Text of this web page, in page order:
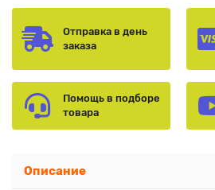
Отправка в день
заказа
Помощь в подборе
товара
Описание